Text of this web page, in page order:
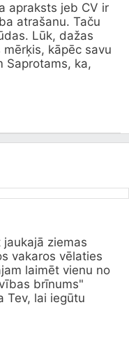
apraksts jeb CV ir
atrašanu. Taču
Lūk, dažas
kāpēc savu
Saprotams, ka,
ziemas
vakaros vēlaties
laimēt vienu no
brīnums"
Tev, lai iegūtu